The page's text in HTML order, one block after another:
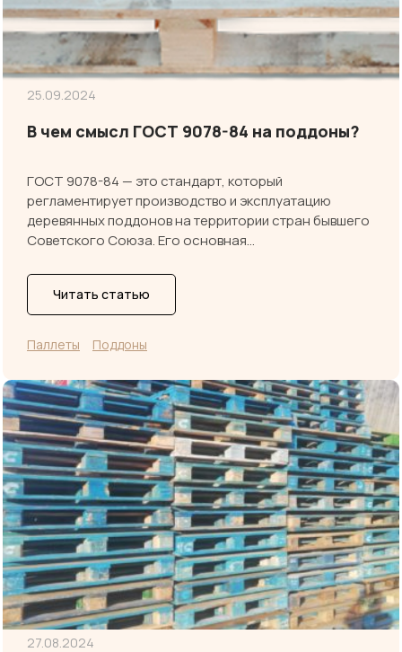
25.09.2024
В чем смысл ГОСТ 9078-84 на поддоны?
ГОСТ 9078-84 — это стандарт, который
регламентирует производство и эксплуатацию
деревянных поддонов на территории стран бывшего
Советского Союза. Его основная…
Читать статью
Паллеты Поддоны
27.08.2024